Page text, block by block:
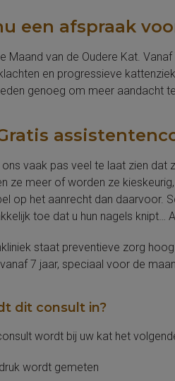
een afspraak
Maand van de Oudere Kat.
en progressieve
genoeg om meer aandacht
vaak pas veel te laat zien
ze meer of worden ze
op het aanrecht dan daarvoor.
toe dat u hun nagels knipt…
staat preventieve zorg
7 jaar, speciaal voor de
dit consult in?
wordt bij uw kat het
wordt gemeten